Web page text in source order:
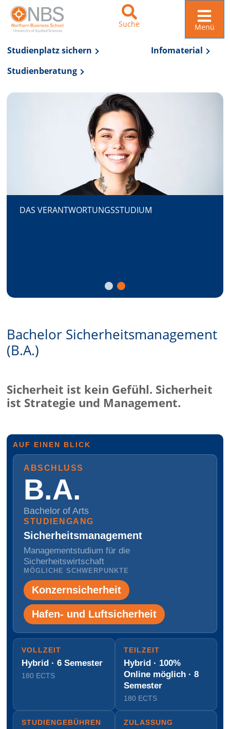
Zur Navigation springen
Zum Inhalt springen
Suche Menü
Studienplatz sichern
Infomaterial
Studienberatung
DAS VERANTWORTUNGSSTUDIUM
DAS VERANTWORTUNGSSTUDIUM
Bachelor Sicherheitsmanagement
(B.A.)
Sicherheit ist kein Gefühl. Sicherheit
ist Strategie und Management.
AUF EINEN BLICK
ABSCHLUSS
B.A.
Bachelor of Arts
STUDIENGANG
Sicherheits­management
Managementstudium für die
Sicherheitswirtschaft
MÖGLICHE SCHWERPUNKTE
Konzernsicherheit
Hafen- und Luftsicherheit
VOLLZEIT
Hybrid · 6 Semester
180 ECTS
TEILZEIT
Hybrid · 100%
Online möglich · 8
Semester
180 ECTS
STUDIEN­GEBÜHREN
ZULASSUNG